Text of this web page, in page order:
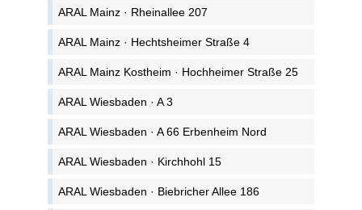
ARAL Mainz · Rheinallee 207
ARAL Mainz · Hechtsheimer Straße 4
ARAL Mainz Kostheim · Hochheimer Straße 25
ARAL Wiesbaden · A 3
ARAL Wiesbaden · A 66 Erbenheim Nord
ARAL Wiesbaden · Kirchhohl 15
ARAL Wiesbaden · Biebricher Allee 186